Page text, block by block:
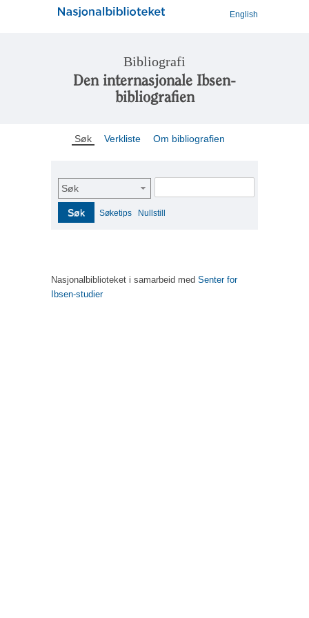
English
Bibliografi
Den internasjonale Ibsen-
bibliografien
Søk Verkliste Om bibliografien
Søk
Søk Søketips Nullstill
Nasjonalbiblioteket i samarbeid med Senter for
Ibsen-studier